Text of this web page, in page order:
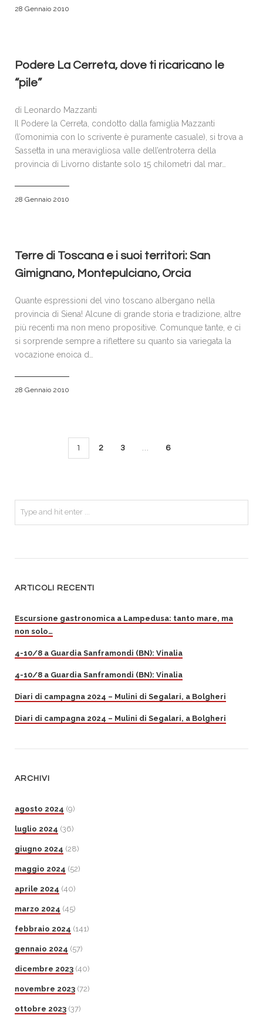
28 Gennaio 2010
Podere La Cerreta, dove ti ricaricano le
“pile”
di Leonardo Mazzanti
Il Podere la Cerreta, condotto dalla famiglia Mazzanti
(l’omonimia con lo scrivente è puramente casuale), si trova a
Sassetta in una meravigliosa valle dell’entroterra della
provincia di Livorno distante solo 15 chilometri dal mar…
28 Gennaio 2010
Terre di Toscana e i suoi territori: San
Gimignano, Montepulciano, Orcia
Quante espressioni del vino toscano albergano nella
provincia di Siena! Alcune di grande storia e tradizione, altre
più recenti ma non meno propositive. Comunque tante, e ci
si sorprende sempre a riflettere su quanto sia variegata la
vocazione enoica d…
28 Gennaio 2010
1 2 3 … 6
ARTICOLI RECENTI
Escursione gastronomica a Lampedusa: tanto mare, ma
non solo…
4-10/8 a Guardia Sanframondi (BN): Vinalia
4-10/8 a Guardia Sanframondi (BN): Vinalia
Diari di campagna 2024 – Mulini di Segalari, a Bolgheri
Diari di campagna 2024 – Mulini di Segalari, a Bolgheri
ARCHIVI
agosto 2024 (9)
luglio 2024 (36)
giugno 2024 (28)
maggio 2024 (52)
aprile 2024 (40)
marzo 2024 (45)
febbraio 2024 (141)
gennaio 2024 (57)
dicembre 2023 (40)
novembre 2023 (72)
ottobre 2023 (37)